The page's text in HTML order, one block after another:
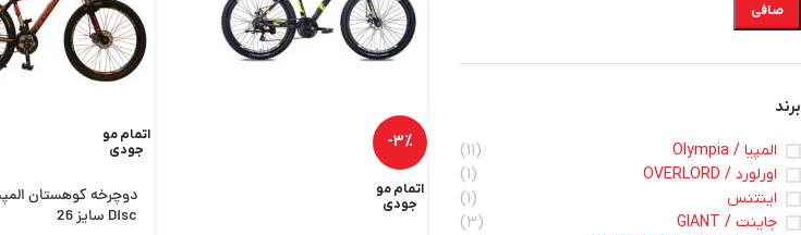
صافی
برند
المپیا / Olympia
(11)
اورلورد / OVERLORD
(1)
اینتنس
(1)
جاینت / GIANT
(3)
-3%
اتمام مو
جودی
اتمام مو
جودی
Disc سایز 26